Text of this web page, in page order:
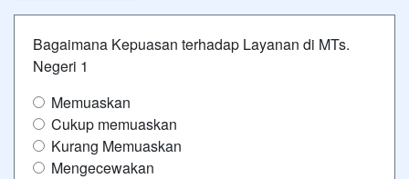
Bagaimana Kepuasan terhadap Layanan di MTs.
Negeri 1
Memuaskan
Cukup memuaskan
Kurang Memuaskan
Mengecewakan